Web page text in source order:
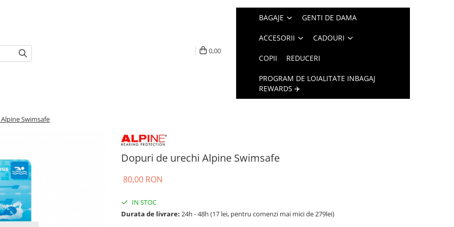
0,00
BAGAJE GENTI DE DAMA
ACCESORII CADOURI
COPII REDUCERI
PROGRAM DE LOIALITATE INBAGAJ
REWARDS ✈️
Swimsafe
Dopuri de urechi Alpine Swimsafe
80,00 RON
IN STOC
Durata de livrare: 24h - 48h (17 lei, pentru comenzi mai mici de 279lei)